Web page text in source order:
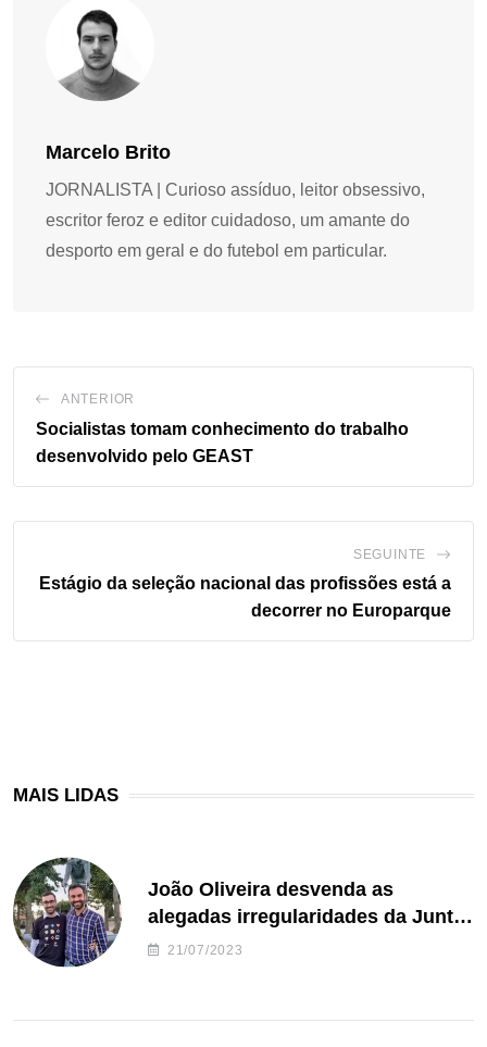
Marcelo Brito
JORNALISTA | Curioso assíduo, leitor obsessivo,
escritor feroz e editor cuidadoso, um amante do
desporto em geral e do futebol em particular.
ANTERIOR
Socialistas tomam conhecimento do trabalho
desenvolvido pelo GEAST
SEGUINTE
Estágio da seleção nacional das profissões está a
decorrer no Europarque
MAIS LIDAS
João Oliveira desvenda as
alegadas irregularidades da Junta
de Freguesia S. João de Ver
21/07/2023